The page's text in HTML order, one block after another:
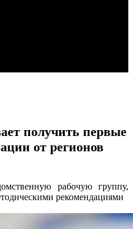
получить первые
от регионов
рабочую группу,
рекомендациями